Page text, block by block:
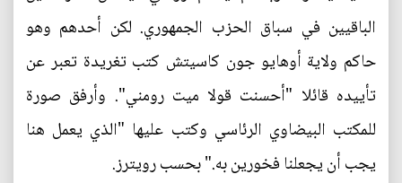
الباقيين في سباق الحزب الجمهوري. لكن أحدهم وهو
حاكم ولاية أوهايو جون كاسيتش كتب تغريدة تعبر عن
تأييده قائلا "أحسنت قولا ميت رومني". وأرفق صورة
للمكتب البيضاوي الرئاسي وكتب عليها "الذي يعمل هنا
يجب أن يجعلنا فخورين به." بحسب رويترز.